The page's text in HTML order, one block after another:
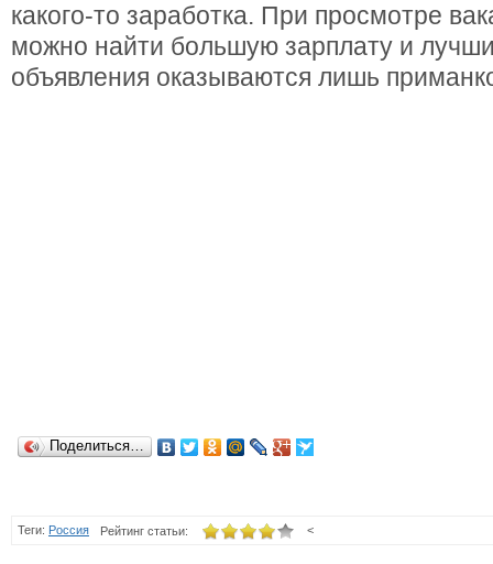
какого-то заработка. При просмотре
можно найти большую зарплату и
объявления оказываются лишь
Поделиться…
Теги: Россия <
Рейтинг статьи: